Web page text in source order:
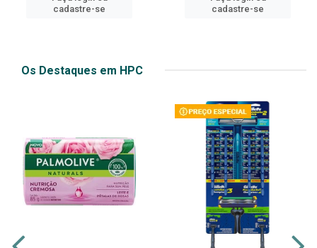
cadastre-se
cadastre-se
Os Destaques em HPC